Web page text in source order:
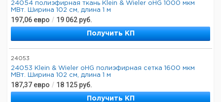
24054 полиэфирная ткань Klein & Wieler oHG 1000 мкм
МВт. Ширина 102 см, длина 1 м
197,06 евро / 19 062 руб.
Получить КП
24053
24053 Klein & Wieler oHG полиэфирная сетка 1600 мкм
МВт. Ширина 102 см, длина 1 м
187,37 евро / 18 125 руб.
Получить КП